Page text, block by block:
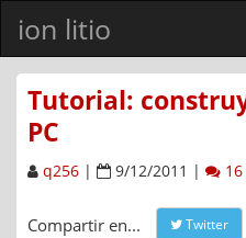
ion litio
Tutorial:
PC
q256 | 9/12/2011 | 16
Compartir en... Twitter